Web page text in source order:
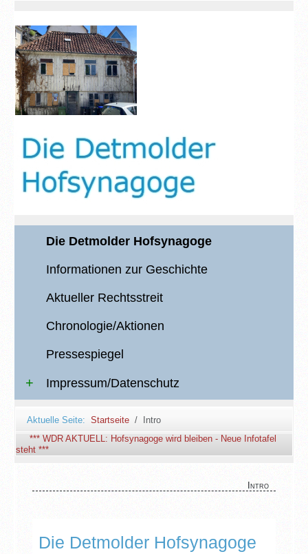
Die Detmolder Hofsynagoge
Informationen zur Geschichte
Aktueller Rechtsstreit
Chronologie/Aktionen
Pressespiegel
Impressum/Datenschutz
Aktuelle Seite: Startseite
Intro
*** WDR AKTUELL: Hofsynagoge wird bleiben - Neue Infotafel
steht ***
Intro
Die Detmolder Hofsynagoge